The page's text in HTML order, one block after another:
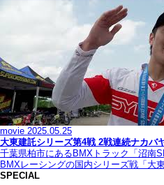
movie 2025.05.25
大東建託シリーズ第4戦 2戦連続ナカバ
千葉県柏市にあるBMXトラック「沼南
BMXレーシングの国内シリーズ戦「大
SPECIAL